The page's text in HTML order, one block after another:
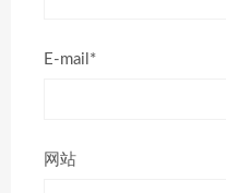
E-mail*
网站